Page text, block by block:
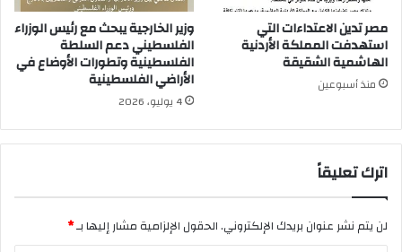
مصر تدين الاعتداءات التي
استهدفت المملكة الأردنية
الهاشمية الشقيقة
منذ أسبوعين
وزير الخارجية يبحث مع رئيس الوزراء
الفلسطيني دعم السلطة
الفلسطينية وتطورات الأوضاع في
الأراضي الفلسطينية
4 يوليو، 2026
اترك تعليقاً
لن يتم نشر عنوان بريدك الإلكتروني.الحقول الإلزامية مشار إليها بـ*